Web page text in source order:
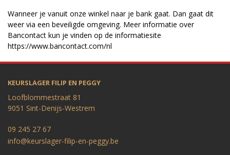
Wanneer je vanuit onze winkel naar je bank gaat. Dan gaat dit
weer via een beveiligde omgeving. Meer informatie over
Bancontact kun je vinden op de informatiesite
https://www.bancontact.com/nl
KEURSLAGER FILIP EN PEGGY
Loofblommestraat 81
9051 Sint-Denijs-Westrem
09 245 27 67
info@keurslager-filip-en-peggy.be